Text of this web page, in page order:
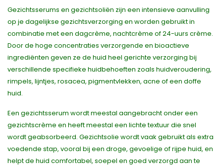
Gezichtsserums en gezichtsoliën zijn een intensieve aanvulling
op je dagelijkse gezichtsverzorging en worden gebruikt in
combinatie met een dagcrème, nachtcrème of 24-uurs crème.
Door de hoge concentraties verzorgende en bioactieve
ingrediënten geven ze de huid heel gerichte verzorging bij
verschillende specifieke huidbehoeften zoals huidveroudering,
rimpels, lijntjes, rosacea, pigmentvlekken, acne of een doffe
huid.
Een gezichtsserum wordt meestal aangebracht onder een
gezichtscrème en heeft meestal een lichte textuur die snel
wordt geabsorbeerd. Gezichtsolie wordt vaak gebruikt als extra
voedende stap, vooral bij een droge, gevoelige of rijpe huid, en
helpt de huid comfortabel, soepel en goed verzorgd aan te